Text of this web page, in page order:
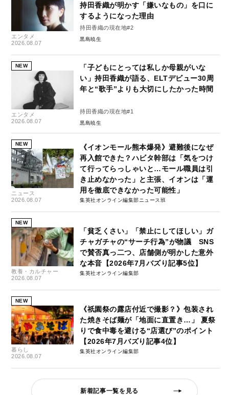
エンタメ
2026.08.07
持田香織が明かす「嫌いなもの」を口に
するようになった理由
持田香織の現在地#2
黒島暁生
NEW
エンタメ
2026.08.07
「子どもにとっては私しか母親がいな
い」持田香織が語る、ELTデビュー30周
年と“歌手”よりも大切にしたかった時間
持田香織の現在地#1
黒島暁生
NEW
ニュース
2026.08.07
《イオンモール熊本爆発》避難後になぜ
再入館できた？ハビタ幹部は「気をつけ
て行ってらっしゃいと…モール職員は引
き止めなかった」と主張、イオンは「運
用を徹底できなかった可能性」
集英社オンライン編集部ニュース班
NEW
教養・カルチャー
2026.08.07
「貧乏くさい」「禁止にしてほしい」ガ
チャガチャの“サーチ行為”が物議 SNS
で賛否真っ二つ、店舗側が明かした意外
な本音【2026年7月バズり記事5位】
集英社オンライン編集部
NEW
暮らし
2026.08.07
《祇園祭の露店付近で撮影？》包装され
た焼きそば麺が「地面に直置き…」 夏祭
りで食中毒を避ける“店選び”のポイント
【2026年7月バズり記事4位】
集英社オンライン編集部
新着記事一覧を見る